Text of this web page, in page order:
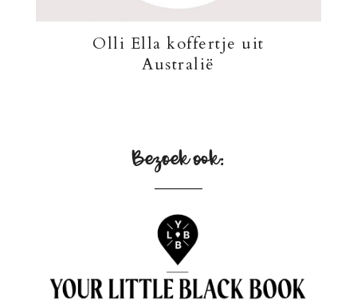
Olli Ella koffertje uit
Australië
Bezoek ook: